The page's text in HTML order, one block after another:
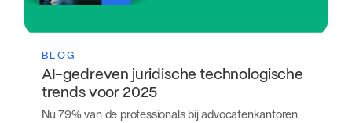
BLOG
AI-gedreven juridische technologische
trends voor 2025
Nu 79% van de professionals bij advocatenkantoren